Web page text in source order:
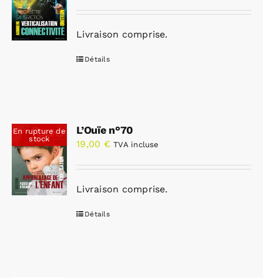
Livraison comprise.
Détails
En rupture de
stock
L’Ouïe n°70
19,00 € TVA incluse
Livraison comprise.
Détails